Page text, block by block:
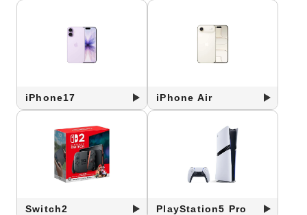
iPhone17 iPhone Air
Switch2 PlayStation5 Pro